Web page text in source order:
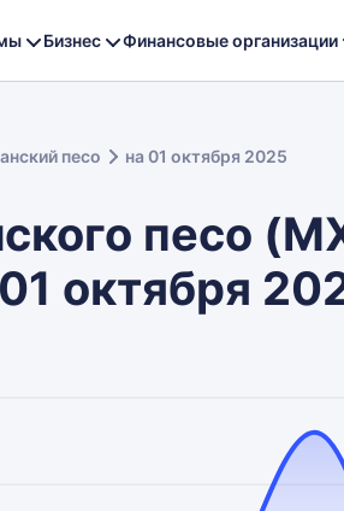
Бизнес Финансовые организации
песо на 01 октября 2025
песо
октября